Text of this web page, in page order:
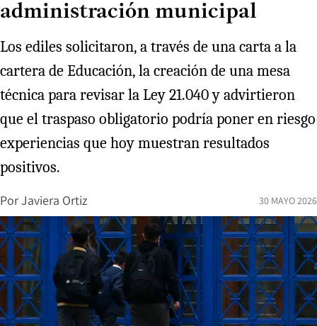
administración municipal
Los ediles solicitaron, a través de una carta a la
cartera de Educación, la creación de una mesa
técnica para revisar la Ley 21.040 y advirtieron
que el traspaso obligatorio podría poner en riesgo
experiencias que hoy muestran resultados
positivos.
PorJaviera Ortiz 30 MAYO 2026